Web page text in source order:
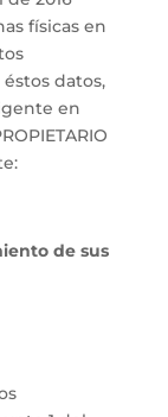
físicas en
datos,
en
de sus